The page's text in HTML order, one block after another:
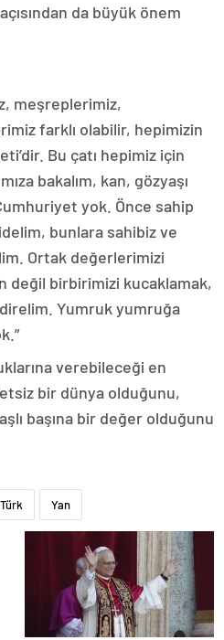
da büyük önem
meşreplerimiz,
farklı olabilir, hepimizin
Bu çatı hepimiz için
bakalım, kan, gözyaşı
yok. Önce sahip
bunlara sahibiz ve
Ortak değerlerimizi
değil birbirimizi kucaklamak,
Yumruk yumruğa
verebileceği en
bir dünya olduğunu,
başına bir değer olduğunu
Türk Yan